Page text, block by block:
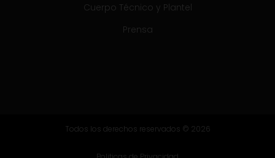
Cuerpo Técnico y Plantel
Prensa
Todos los derechos reservados © 2026